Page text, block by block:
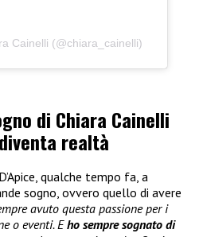
Cainelli (@chiara_cainelli)
di Chiara Cainelli
realtà
qualche tempo fa, a
sogno, ovvero quello di avere
avuto questa passione per i
o eventi. Eho sempre sognato di